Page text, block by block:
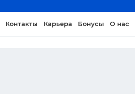
Контакты Карьера Бонусы О нас